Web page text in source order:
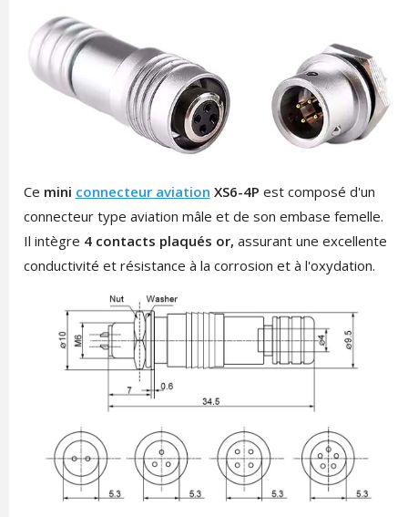
Ce mini connecteur aviation XS6-4P est composé d'un
connecteur type aviation mâle et de son embase femelle.
Il intègre 4 contacts plaqués or, assurant une excellente
conductivité et résistance à la corrosion et à l'oxydation.